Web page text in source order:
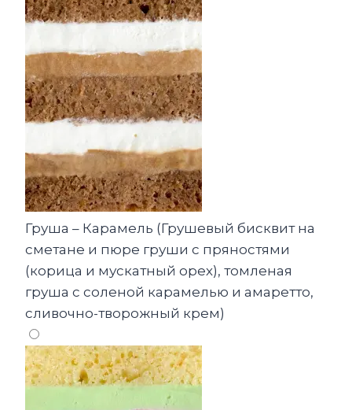
Груша – Карамель (Грушевый бисквит на
сметане и пюре груши с пряностями
(корица и мускатный орех), томленая
груша с соленой карамелью и амаретто,
сливочно-творожный крем)